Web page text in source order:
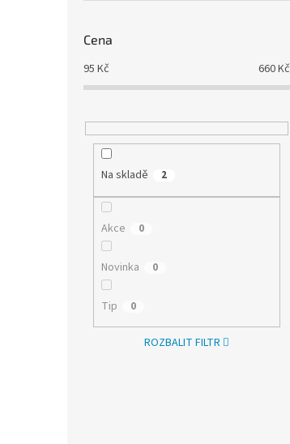
Cena
95 Kč 660Kč
Na skladě 2
Akce 0
Novinka 0
Tip 0
ROZBALIT FILTR